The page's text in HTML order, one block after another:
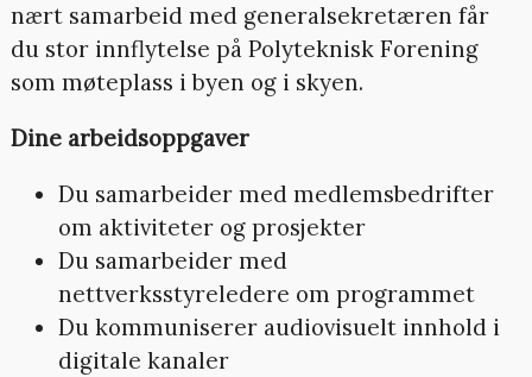
nært samarbeid med generalsekretæren får
du stor innflytelse på Polyteknisk Forening
som møteplass i byen og i skyen.
Dine arbeidsoppgaver
Du samarbeider med medlemsbedrifter
om aktiviteter og prosjekter
Du samarbeider med
nettverksstyreledere om programmet
Du kommuniserer audiovisuelt innhold i
digitale kanaler